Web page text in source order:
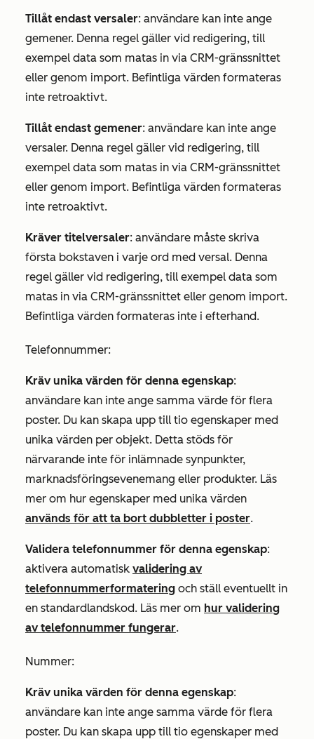
Tillåt endast versaler: användare kan inte ange
gemener. Denna regel gäller vid redigering, till
exempel data som matas in via CRM-gränssnittet
eller genom import. Befintliga värden formateras
inte retroaktivt.
Tillåt endast gemener: användare kan inte ange
versaler. Denna regel gäller vid redigering, till
exempel data som matas in via CRM-gränssnittet
eller genom import. Befintliga värden formateras
inte retroaktivt.
Kräver titelversaler: användare måste skriva
första bokstaven i varje ord med versal. Denna
regel gäller vid redigering, till exempel data som
matas in via CRM-gränssnittet eller genom import.
Befintliga värden formateras inte i efterhand.
Telefonnummer:
Kräv unika värden för denna egenskap:
användare kan inte ange samma värde för flera
poster. Du kan skapa upp till tio egenskaper med
unika värden per objekt. Detta stöds för
närvarande inte för inlämnade synpunkter,
marknadsföringsevenemang eller produkter. Läs
mer om hur egenskaper med unika värden
används för att ta bort dubbletter i poster.
Validera telefonnummer för denna egenskap:
aktivera automatisk validering av
telefonnummerformatering och ställ eventuellt in
en standardlandskod. Läs mer om hur validering
av telefonnummer fungerar.
Nummer:
Kräv unika värden för denna egenskap:
användare kan inte ange samma värde för flera
poster. Du kan skapa upp till tio egenskaper med